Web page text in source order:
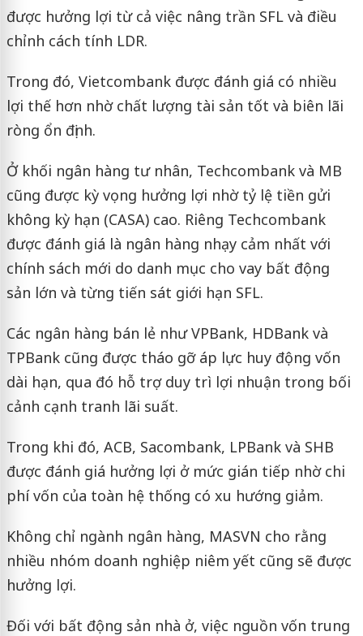
được hưởng lợi từ cả việc nâng trần SFL và điều
chỉnh cách tính LDR.
Trong đó, Vietcombank được đánh giá có nhiều
lợi thế hơn nhờ chất lượng tài sản tốt và biên lãi
ròng ổn định.
Ở khối ngân hàng tư nhân, Techcombank và MB
cũng được kỳ vọng hưởng lợi nhờ tỷ lệ tiền gửi
không kỳ hạn (CASA) cao. Riêng Techcombank
được đánh giá là ngân hàng nhạy cảm nhất với
chính sách mới do danh mục cho vay bất động
sản lớn và từng tiến sát giới hạn SFL.
Các ngân hàng bán lẻ như VPBank, HDBank và
TPBank cũng được tháo gỡ áp lực huy động vốn
dài hạn, qua đó hỗ trợ duy trì lợi nhuận trong bối
cảnh cạnh tranh lãi suất.
Trong khi đó, ACB, Sacombank, LPBank và SHB
được đánh giá hưởng lợi ở mức gián tiếp nhờ chi
phí vốn của toàn hệ thống có xu hướng giảm.
Không chỉ ngành ngân hàng, MASVN cho rằng
nhiều nhóm doanh nghiệp niêm yết cũng sẽ được
hưởng lợi.
Đối với bất động sản nhà ở, việc nguồn vốn trung